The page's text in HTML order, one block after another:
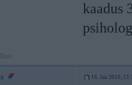
kaadus
16. Jan 2010,